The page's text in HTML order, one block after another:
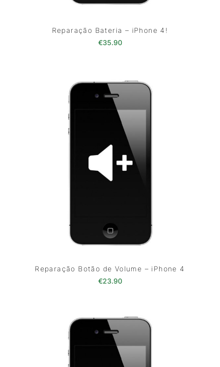
Reparação Bateria – iPhone 4!
€35.90
Reparação Botão de Volume – iPhone 4
€23.90